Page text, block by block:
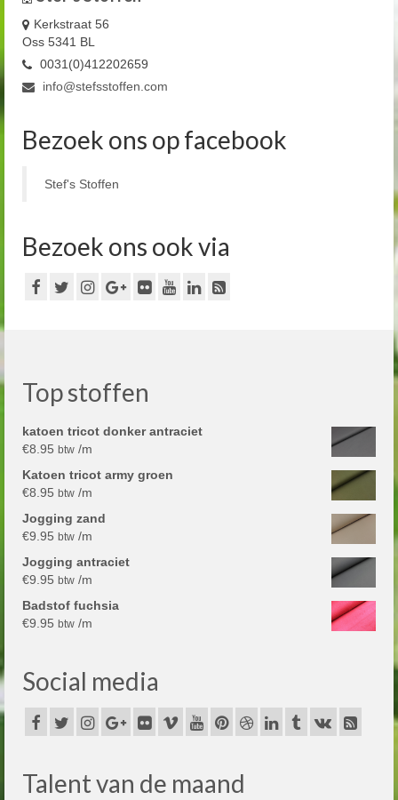
Kerkstraat 56
Oss 5341 BL
0031(0)412202659
info@stefsstoffen.com
Bezoek ons op facebook
Stef's Stoffen
Bezoek ons ook via
Top stoffen
katoen tricot donker antraciet
€8.95 btw /m
Katoen tricot army groen
€8.95 btw /m
Jogging zand
€9.95 btw /m
Jogging antraciet
€9.95 btw /m
Badstof fuchsia
€9.95 btw /m
Social media
Talent van de maand